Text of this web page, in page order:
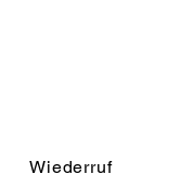
Wiederruf